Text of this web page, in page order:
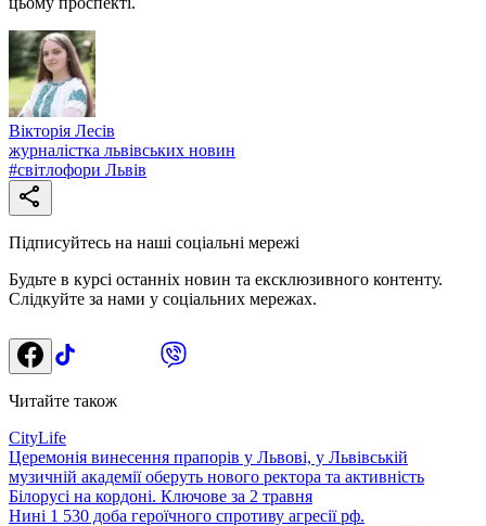
Вікторія Лесів
журналістка львівських новин
#світлофори Львів
Підписуйтесь на наші соціальні мережі
Будьте в курсі останніх новин та ексклюзивного контенту.
Слідкуйте за нами у соціальних мережах.
Читайте також
CityLife
Церемонія винесення прапорів у Львові, у Львівській
музичній академії оберуть нового ректора та активність
Білорусі на кордоні. Ключове за 2 травня
Нині 1 530 доба героїчного спротиву агресії рф.